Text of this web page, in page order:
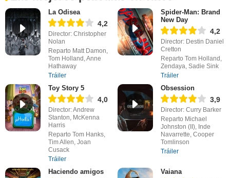
La Odisea
4,2
Director: Christopher
Nolan
Reparto Matt Damon,
Tom Holland, Anne
Hathaway
Tráiler
Spider-Man: Brand
New Day
4,2
Director: Destin Daniel
Cretton
Reparto Tom Holland,
Zendaya, Sadie Sink
Tráiler
Toy Story 5
4,0
Director: Andrew
Stanton, McKenna
Harris
Reparto Tom Hanks,
Tim Allen, Joan
Cusack
Tráiler
Obsession
3,9
Director: Curry Barker
Reparto Michael
Johnston (II), Inde
Navarrette, Cooper
Tomlinson
Tráiler
Haciendo amigos Vaiana